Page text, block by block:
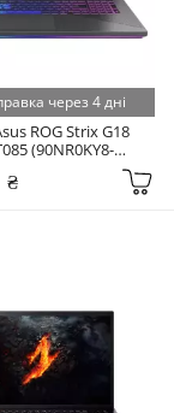
через 4 дні
ROG Strix G18
(90NR0KY8-
₴